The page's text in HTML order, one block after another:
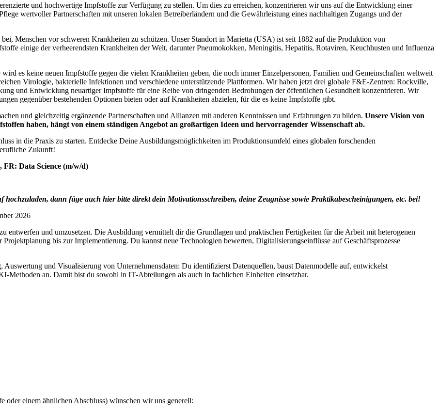
und hochwertige Impfstoffe zur Verfügung zu stellen. Um dies zu erreichen, konzentrieren wir uns auf die Entwicklung einer
wertvoller Partnerschaften mit unseren lokalen Betreiberländern und die Gewährleistung eines nachhaltigen Zugangs und der
Menschen vor schweren Krankheiten zu schützen. Unser Standort in Marietta (USA) ist seit 1882 auf die Produktion von
einige der verheerendsten Krankheiten der Welt, darunter Pneumokokken, Meningitis, Hepatitis, Rotaviren, Keuchhusten und Influenza
es keine neuen Impfstoffe gegen die vielen Krankheiten geben, die noch immer Einzelpersonen, Familien und Gemeinschaften weltweit
Virologie, bakterielle Infektionen und verschiedene unterstützende Plattformen. Wir haben jetzt drei globale F&E-Zentren: Rockville,
und Entwicklung neuartiger Impfstoffe für eine Reihe von dringenden Bedrohungen der öffentlichen Gesundheit konzentrieren. Wir
gegenüber bestehenden Optionen bieten oder auf Krankheiten abzielen, für die es keine Impfstoffe gibt.
und gleichzeitig ergänzende Partnerschaften und Allianzen mit anderen Kenntnissen und Erfahrungen zu bilden. Unsere Vision von
haben, hängt von einem ständigen Angebot an großartigen Ideen und hervorragender Wissenschaft ab.
in die Praxis zu starten. Entdecke Deine Ausbildungsmöglichkeiten im Produktionsumfeld eines globalen forschenden
Zukunft!
FR: Data Science (m/w/d)
dann füge auch hier bitte direkt dein Motivationsschreiben, deine Zeugnisse sowie Praktikabescheinigungen, etc. bei!
2026
entwerfen und umzusetzen. Die Ausbildung vermittelt dir die Grundlagen und praktischen Fertigkeiten für die Arbeit mit heterogenen
bis zur Implementierung. Du kannst neue Technologien bewerten, Digitalisierungseinflüsse auf Geschäftsprozesse
und Visualisierung von Unternehmensdaten: Du identifizierst Datenquellen, baust Datenmodelle auf, entwickelst
an. Damit bist du sowohl in IT‑Abteilungen als auch in fachlichen Einheiten einsetzbar.
oder einem ähnlichen Abschluss) wünschen wir uns generell: